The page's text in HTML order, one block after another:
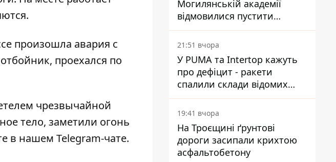
произошла авария с
проехался по
чрезвычайной
тело, заметили огонь
в нашем Telegram-чате.
Могилянській академії
відмовилися пустити
комісію з охорони пам'яток
на територію
21:51 вчора
У PUMA та Intertop кажуть
про дефіцит - ракети
спалили склади відомих
брендів
19:41 вчора
На Троєщині ґрунтові
дороги засипали крихтою
асфальтобетону